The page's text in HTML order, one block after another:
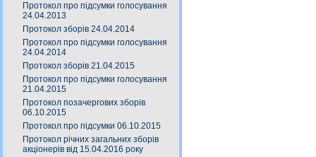
Протокол про підсумки голосування
24.04.2013
Протокол зборів 24.04.2014
Протокол про підсумки голосування
24.04.2014
Протокол зборів 21.04.2015
Протокол про підсумки голосування
21.04.2015
Протокол позачергових зборів
06.10.2015
Протокол про підсумки 06.10.2015
Протокол річних загальних зборів
акціонерів від 15.04.2016 року